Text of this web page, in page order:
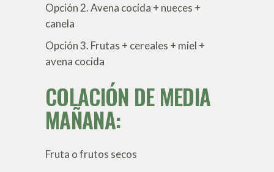
Opción 2. Avena cocida + nueces +
canela
Opción 3. Frutas + cereales + miel +
avena cocida
COLACIÓN DE MEDIA
MAÑANA:
Fruta o frutos secos